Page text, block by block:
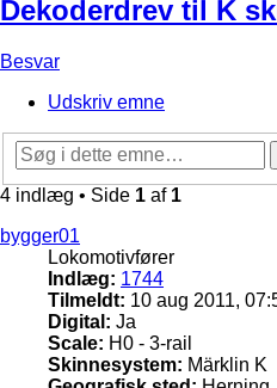
Dekoderdrev til K
Besvar
Udskriv emne
4 indlæg • Side 1 af 1
bygger01
Lokomotivfører
Indlæg: 1744
Tilmeldt: 10 aug 2011,
Digital: Ja
Scale: H0 - 3-rail
Skinnesystem: Märklin K